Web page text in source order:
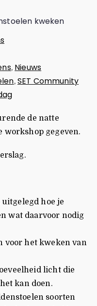
kweken
, Nieuws
, SET Community
de natte
gegeven.
hoe je
wat daarvoor nodig
voor het kweken van
licht die
kan doen.
soorten